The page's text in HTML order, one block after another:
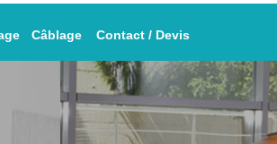
Câblage Contact / Devis